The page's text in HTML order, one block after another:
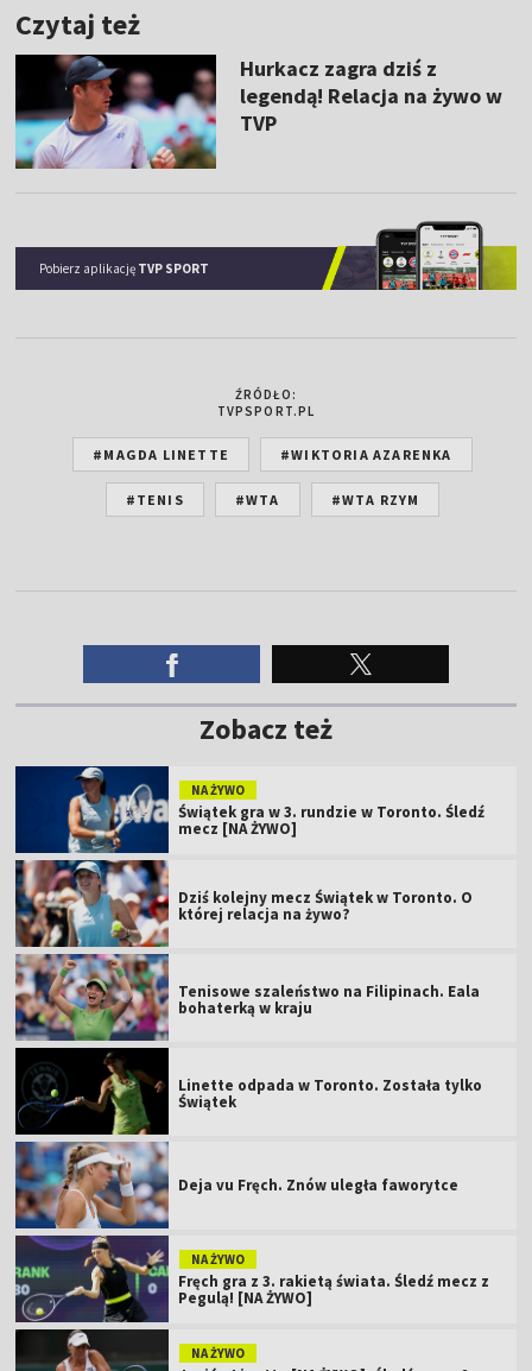
Czytaj też
Hurkacz zagra dziś z
legendą! Relacja na żywo w
TVP
Pobierz aplikację TVP SPORT
ŹRÓDŁO:
TVPSPORT.PL
#MAGDA LINETTE #WIKTORIA AZARENKA
#TENIS #WTA #WTA RZYM
Zobacz też
NA ŻYWO
Świątek gra w 3. rundzie w Toronto. Śledź
mecz [NA ŻYWO]
Dziś kolejny mecz Świątek w Toronto. O
której relacja na żywo?
Tenisowe szaleństwo na Filipinach. Eala
bohaterką w kraju
Linette odpada w Toronto. Została tylko
Świątek
Deja vu Fręch. Znów uległa faworytce
NA ŻYWO
Fręch gra z 3. rakietą świata. Śledź mecz z
Pegulą! [NA ŻYWO]
NA ŻYWO